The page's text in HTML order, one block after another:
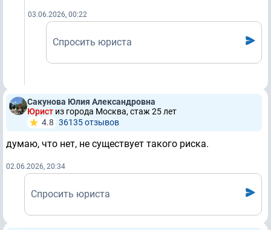
03.06.2026, 00:22
Спросить юриста
Сакунова Юлия Александровна
Юрист из города Москва, стаж 25 лет
4.8 36135 отзывов
думаю, что нет, не существует такого риска.
02.06.2026, 20:34
Спросить юриста